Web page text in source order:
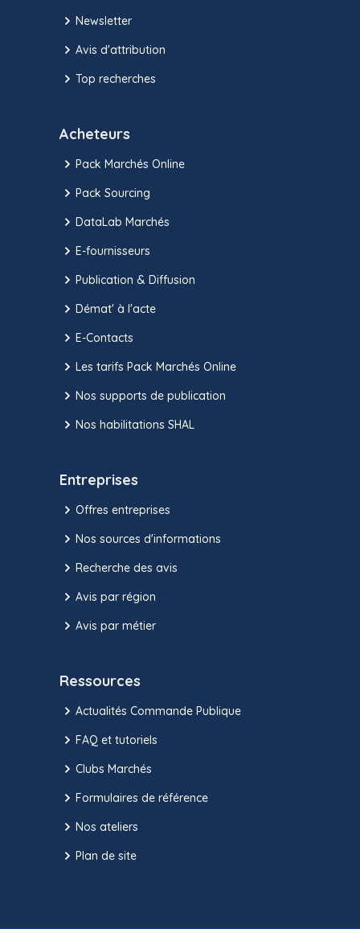
Newsletter
Avis d'attribution
Top recherches
Acheteurs
Pack Marchés Online
Pack Sourcing
DataLab Marchés
E-fournisseurs
Publication & Diffusion
Démat' à l'acte
E-Contacts
Les tarifs Pack Marchés Online
Nos supports de publication
Nos habilitations SHAL
Entreprises
Offres entreprises
Nos sources d'informations
Recherche des avis
Avis par région
Avis par métier
Ressources
Actualités Commande Publique
FAQ et tutoriels
Clubs Marchés
Formulaires de référence
Nos ateliers
Plan de site